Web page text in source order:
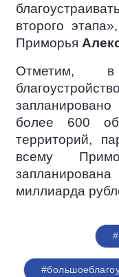
второго
Приморья
Отметим,
запланировано
более 600
территорий,
всему
миллиарда